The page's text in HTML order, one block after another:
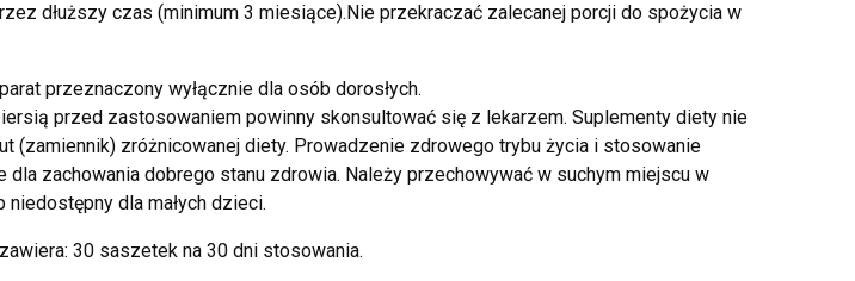
dłuższy czas (minimum 3 miesiące).Nie przekraczać zalecanej porcji do spożycia w
przeznaczony wyłącznie dla osób dorosłych.
przed zastosowaniem powinny skonsultować się z lekarzem. Suplementy diety nie
(zamiennik) zróżnicowanej diety. Prowadzenie zdrowego trybu życia i stosowanie
zachowania dobrego stanu zdrowia. Należy przechowywać w suchym miejscu w
dla małych dzieci.
30 saszetek na 30 dni stosowania.